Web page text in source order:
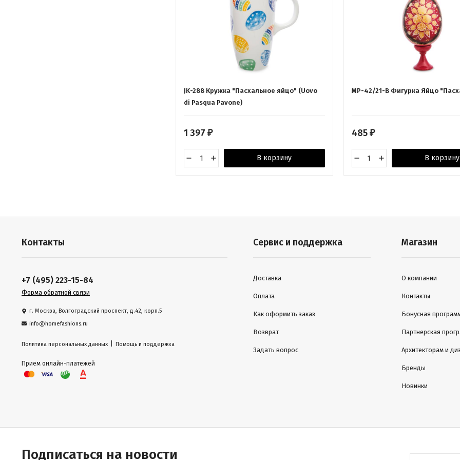
JK-288 Кружка "Пасхальное яйцо" (Uovo
di Pasqua Pavone)
1 397 ₽
В корзину
МР-42/21-B Фигурка Яйцо
485 ₽
В корзину
Контакты
+7 (495) 223-15-84
Форма обратной связи
г. Москва, Волгоградский проспект, д.42, корп.5
info@homefashions.ru
Политика персональных данных Помощь и поддержка
Прием онлайн-платежей
Сервис и поддержка
Доставка
Оплата
Как оформить заказ
Возврат
Задать вопрос
Магазин
О компании
Контакты
Бонусная
Партнерская
Архитекторам и
Бренды
Новинки
Подписаться на новости